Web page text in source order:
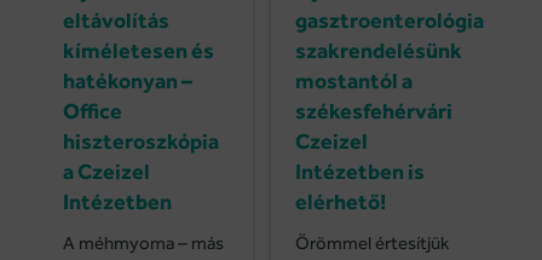
eltávolítás
kíméletesen és
hatékonyan –
Office
hiszteroszkópia
a Czeizel
Intézetben
A méhmyoma – más
gasztroenterológiai
szakrendelésünk
mostantól a
székesfehérvári
Czeizel
Intézetben is
elérhető!
Örömmel értesítjük